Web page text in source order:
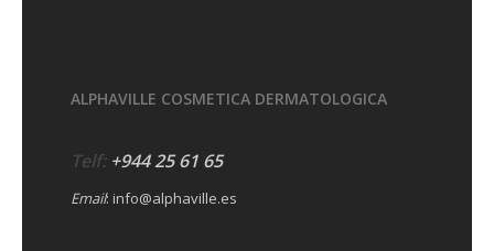
ALPHAVILLE COSMETICA DERMATOLOGICA
Telf: +944 25 61 65
Email: info@alphaville.es